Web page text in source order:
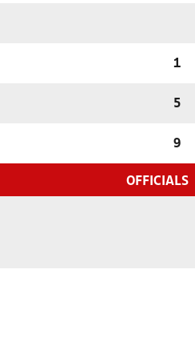
1
5
9
OFFICIALS